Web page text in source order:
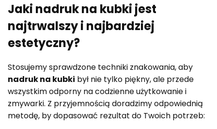
Jaki nadruk na kubki jest
najtrwalszy i najbardziej
estetyczny?
Stosujemy sprawdzone techniki znakowania, aby
nadruk na kubki był nie tylko piękny, ale przede
wszystkim odporny na codzienne użytkowanie i
zmywarki. Z przyjemnością doradzimy odpowiednią
metodę, by dopasować rezultat do Twoich potrzeb: